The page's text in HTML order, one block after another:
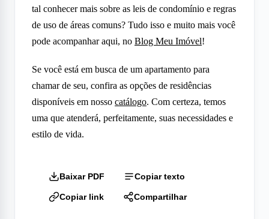
tal conhecer mais sobre as leis de condomínio e regras
de uso de áreas comuns? Tudo isso e muito mais você
pode acompanhar aqui, no Blog Meu Imóvel!
Se você está em busca de um apartamento para
chamar de seu, confira as opções de residências
disponíveis em nosso catálogo. Com certeza, temos
uma que atenderá, perfeitamente, suas necessidades e
estilo de vida.
Baixar PDF Copiar texto
Copiar link Compartilhar